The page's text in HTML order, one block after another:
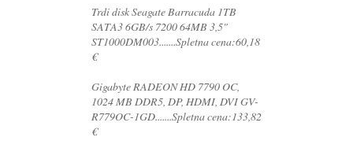
Trdi disk Seagate Barracuda 1TB
SATA3 6GB/s 7200 64MB 3,5"
ST1000DM003.......Spletna cena:60,18
€
Gigabyte RADEON HD 7790 OC,
1024 MB DDR5, DP, HDMI, DVI GV-
R779OC-1GD.......Spletna cena:133,82
€